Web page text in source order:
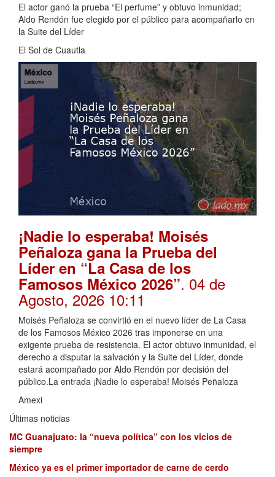
El actor ganó la prueba “El perfume” y obtuvo inmunidad;
Aldo Rendón fue elegido por el público para acompañarlo en
la Suite del Líder
El Sol de Cuautla
¡Nadie lo esperaba! Moisés
Peñaloza gana la Prueba del
Líder en “La Casa de los
Famosos México 2026”. 04 de
Agosto, 2026 10:11
Moisés Peñaloza se convirtió en el nuevo líder de La Casa
de los Famosos México 2026 tras imponerse en una
exigente prueba de resistencia. El actor obtuvo inmunidad, el
derecho a disputar la salvación y la Suite del Líder, donde
estará acompañado por Aldo Rendón por decisión del
público.La entrada ¡Nadie lo esperaba! Moisés Peñaloza
Amexi
Últimas noticias
MC Guanajuato: la “nueva política” con los vicios de
siempre
México ya es el primer importador de carne de cerdo